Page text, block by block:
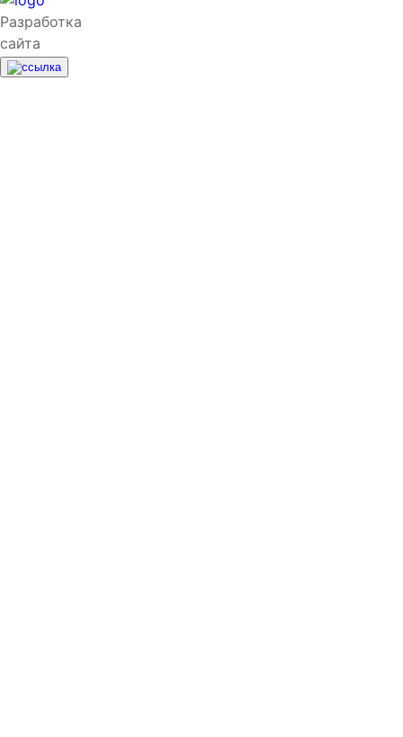
Разработка
сайта